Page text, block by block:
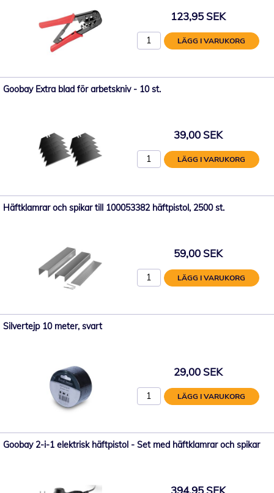
123,95 SEK
LÄGG I VARUKORG
Goobay Extra blad för arbetskniv - 10 st.
39,00 SEK
LÄGG I VARUKORG
Häftklamrar och spikar till 100053382 häftpistol, 2500 st.
59,00 SEK
LÄGG I VARUKORG
Silvertejp 10 meter, svart
29,00 SEK
LÄGG I VARUKORG
Goobay 2-i-1 elektrisk häftpistol - Set med häftklamrar och spikar
394,95 SEK